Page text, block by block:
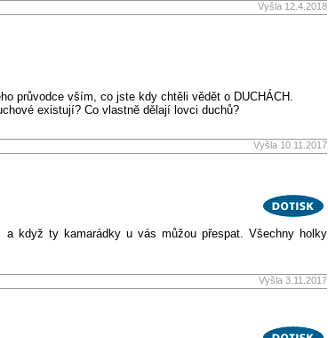
Vyšla 12.4.2018
průvodce vším, co jste kdy chtěli vědět o DUCHÁCH.
existují? Co vlastně dělají lovci duchů?
Vyšla 10.11.2017
když ty kamarádky u vás můžou přespat. Všechny holky
Vyšla 3.11.2017